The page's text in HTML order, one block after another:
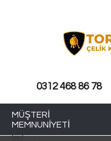
MÜŞTERİ
MEMNUNİYETİ
0312 468 86 78